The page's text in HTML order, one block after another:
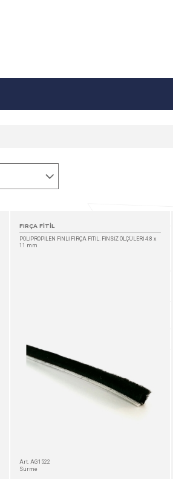
FIRÇA FİTİL
POLİPROPİLEN FİNLİ FIRÇA FİTİL. FİNSİZ ÖLÇÜLERİ 4.8 x
11 mm
Art. AG1522
Sürme